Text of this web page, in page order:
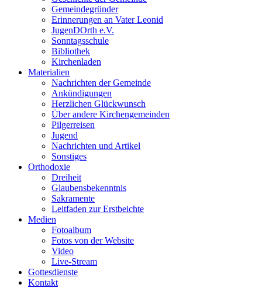
Gemeindegründer
Erinnerungen an Vater Leonid
JugenDOrth e.V.
Sonntagsschule
Bibliothek
Kirchenladen
Materialien
Nachrichten der Gemeinde
Ankündigungen
Herzlichen Glückwunsch
Über andere Kirchengemeinden
Pilgerreisen
Jugend
Nachrichten und Artikel
Sonstiges
Orthodoxie
Dreiheit
Glaubensbekenntnis
Sakramente
Leitfaden zur Erstbeichte
Medien
Fotoalbum
Fotos von der Website
Video
Live-Stream
Gottesdienste
Kontakt